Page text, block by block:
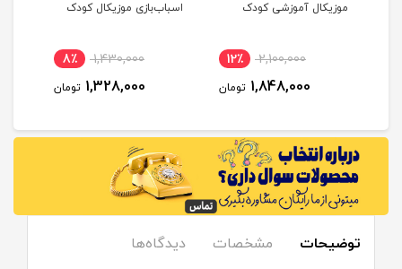
موزیکال آموزشی کودک
2,100,000 12٪
1,848,000 تومان
اسباب‌بازی موزیکال کودک
1,430,000 8٪
1,328,000 تومان
توضیحات مشخصات دیدگاه‌ها